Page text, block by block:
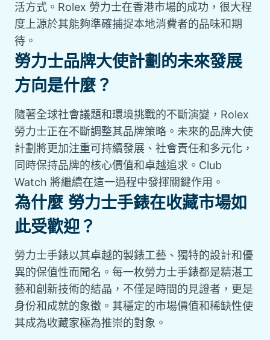
活方式。Rolex 勞力士在香港市場的成功，很大程
度上源於其能夠準確捕捉本地消費者的品味和期
待。
勞力士品牌大使計劃的未來發展
方向是什麼？
隨著全球社會議題和環境挑戰的不斷演變，Rolex
勞力士正在不斷調整其品牌策略。未來的品牌大使
計劃將更加注重可持續發展、社會責任和多元化，
同時保持品牌的核心價值和卓越追求。Club
Watch 將繼續在這一過程中發揮關鍵作用。
為什麼 勞力士手錶在收藏市場如
此受歡迎？
勞力士手錶以其卓越的製錶工藝、獨特的設計和優
異的保值性而聞名。每一枚勞力士手錶都是精湛工
藝和創新技術的結晶，不僅是時間的見證者，更是
身份和成就的象徵。其穩定的市場價值和稀缺性使
其成為收藏家極為推崇的對象。